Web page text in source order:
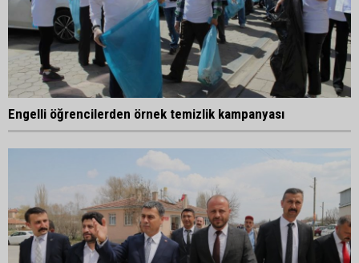
Engelli öğrencilerden örnek temizlik kampanyası